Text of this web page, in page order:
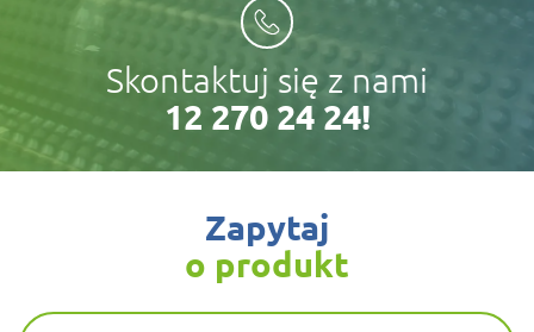
Skontaktuj się z nami
12 270 24 24!
zapytaj
o produkt